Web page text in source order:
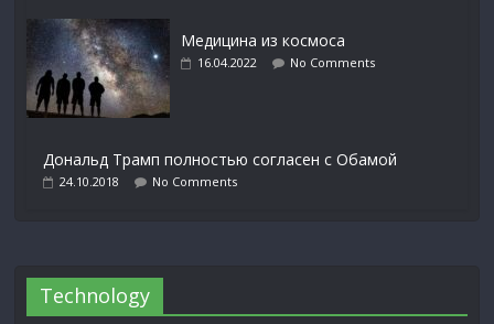
Медицина из космоса
16.04.2022 No Comments
Дональд Трамп полностью согласен с Обамой
24.10.2018 No Comments
Technology